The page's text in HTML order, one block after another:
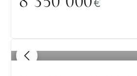
€
1 / 8